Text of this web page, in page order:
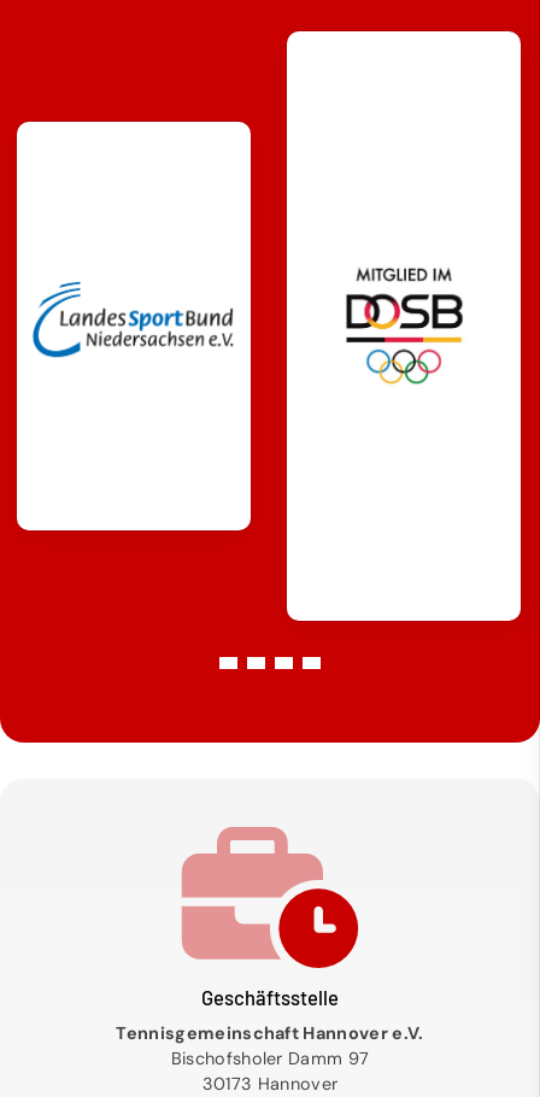
Geschäftsstelle
Tennisgemeinschaft Hannover e.V.
Bischofsholer Damm 97
30173 Hannover